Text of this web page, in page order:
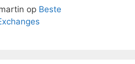
op Beste